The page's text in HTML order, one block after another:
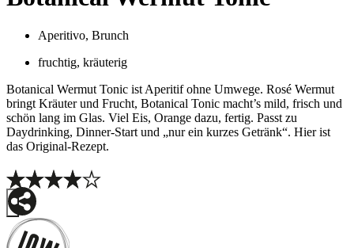
Aperitivo, Brunch
fruchtig, kräuterig
Botanical Wermut Tonic ist Aperitif ohne Umwege. Rosé Wermut
bringt Kräuter und Frucht, Botanical Tonic macht’s mild, frisch und
schön lang im Glas. Viel Eis, Orange dazu, fertig. Passt zu
Daydrinking, Dinner-Start und „nur ein kurzes Getränk“. Hier ist
das Original-Rezept.